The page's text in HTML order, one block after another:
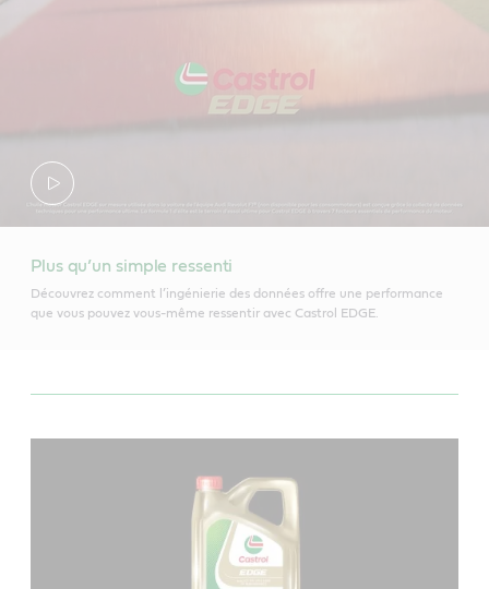
Plus qu’un simple ressenti
Découvrez comment l’ingénierie des données offre une performance
que vous pouvez vous-même ressentir avec Castrol EDGE.